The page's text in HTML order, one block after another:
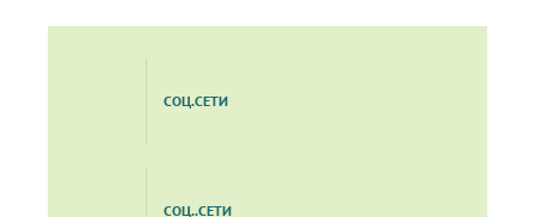
СОЦ.СЕТИ
СОЦ..СЕТИ